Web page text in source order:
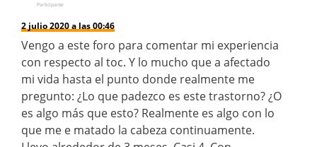
Participante
2 julio 2020 a las 00:46
Vengo a este foro para comentar mi experiencia
con respecto al toc. Y lo mucho que a afectado
mi vida hasta el punto donde realmente me
pregunto: ¿Lo que padezco es este trastorno? ¿O
es algo más que esto? Realmente es algo con lo
que me e matado la cabeza continuamente.